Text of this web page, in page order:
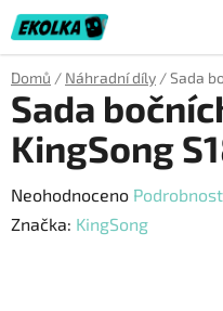
Přejít
na
obsah
Domů / Náhradní díly /Sada
Sada
KingSong
Průměrné
hodnocení
Neohodnoceno
Značka: KingSong